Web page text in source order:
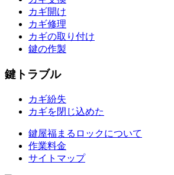
カギ開け
カギ修理
カギの取り付け
鍵の作製
鍵トラブル
カギ紛失
カギを閉じ込めた
鍵屋福まるロックについて
作業料金
サイトマップ